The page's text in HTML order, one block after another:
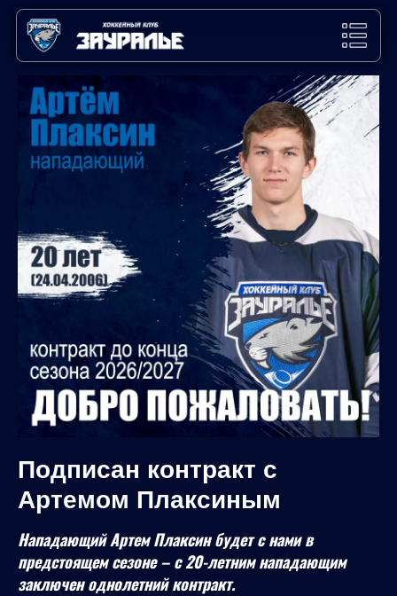
Подписан контракт с
Артемом Плаксиным
Нападающий Артем Плаксин будет с нами в
предстоящем сезоне – с 20-летним нападающим
заключен однолетний контракт.